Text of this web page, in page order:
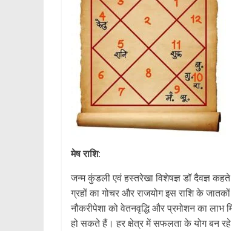
मेष राशि:
जन्म कुंडली एवं हस्तरेखा विशेषज्ञ डॉ दैवज्ञ
ग्रहों का गोचर और राजयोग इस राशि के
नौकरीपेशा को वेतनवृद्धि और प्रमोशन का
हो सकते हैं। हर क्षेत्र में सफलता के योग बन